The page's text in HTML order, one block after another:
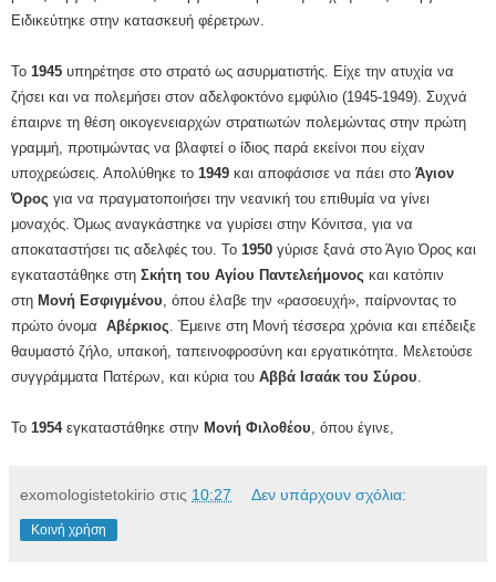
Ειδικεύτηκε στην κατασκευή φέρετρων.
Το 1945 υπηρέτησε στο στρατό ως ασυρματιστής. Είχε την ατυχία να
ζήσει και να πολεμήσει στον αδελφοκτόνο εμφύλιο (1945-1949). Συχνά
έπαιρνε τη θέση οικογενειαρχών στρατιωτών πολεμώντας στην πρώτη
γραμμή, προτιμώντας να βλαφτεί ο ίδιος παρά εκείνοι που είχαν
υποχρεώσεις. Απολύθηκε το 1949 και αποφάσισε να πάει στο Άγιον
Όρος για να πραγματοποιήσει την νεανική του επιθυμία να γίνει
μοναχός. Όμως αναγκάστηκε να γυρίσει στην Κόνιτσα, για να
αποκαταστήσει τις αδελφές του. Το 1950 γύρισε ξανά στο Άγιο Όρος και
εγκαταστάθηκε στη Σκήτη του Αγίου Παντελεήμονος και κατόπιν
στη Μονή Εσφιγμένου , όπου έλαβε την «ρασοευχή», παίρνοντας το
πρώτο όνομα Αβέρκιος . Έμεινε στη Μονή τέσσερα χρόνια και επέδειξε
θαυμαστό ζήλο, υπακοή, ταπεινοφροσύνη και εργατικότητα. Μελετούσε
συγγράμματα Πατέρων, και κύρια του Αββά Ισαάκ του Σύρου
Το 1954εγκαταστάθηκε στην Μονή Φιλοθέου , όπου έγινε,
exomologistetokirio στις 10:27 Δεν υπάρχουν σχόλια:
Κοινή χρήση